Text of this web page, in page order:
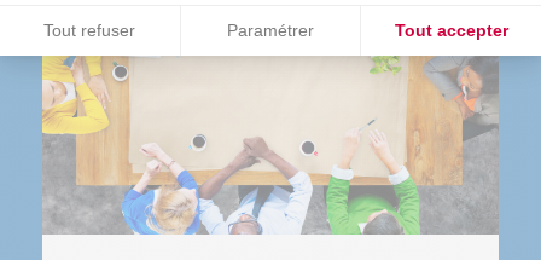
Tout refuser Paramétrer Tout accepter
Axeptio consent
Plateforme de Gestion du Consentement : Personnalisez vos
Notre plateforme vous permet d'adapter et de gérer vos